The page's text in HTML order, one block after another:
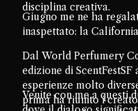
disciplina creativa.
Giugno me ne ha
inaspettato: la
Dal World Perfumery
edizione di ScentFestSF
esperienze molto
prima ha riunito i
Venite con me a questi